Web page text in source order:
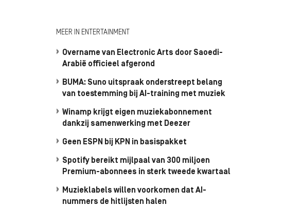
MEER IN ENTERTAINMENT
Overname van Electronic Arts door Saoedi-
Arabië officieel afgerond
BUMA: Suno uitspraak onderstreept belang
van toestemming bij AI-training met muziek
Winamp krijgt eigen muziekabonnement
dankzij samenwerking met Deezer
Geen ESPN bij KPN in basispakket
Spotify bereikt mijlpaal van 300 miljoen
Premium-abonnees in sterk tweede kwartaal
Muzieklabels willen voorkomen dat AI-
nummers de hitlijsten halen